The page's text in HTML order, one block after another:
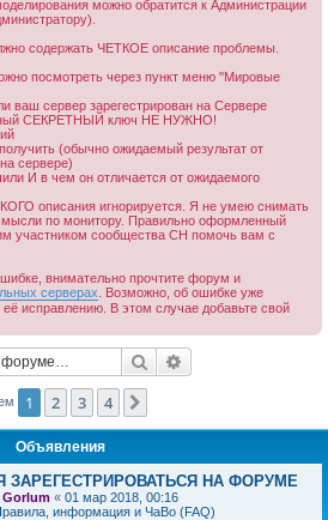
можно обратится к Администрации
содержать ЧЕТКОЕ описание проблемы.
посмотреть через пункт меню "Мировые
ваш сервер зарегестрирован на Сервере
СЕКРЕТНЫЙ ключ НЕ НУЖНО!
(обычно ожидаемый результат от
сервере)
И в чем он отличается от ожидаемого
описания игнорируется. Я не умею снимать
мысли по монитору. Правильно оформленный
участником сообщества СН помочь вам с
внимательно прочтите форум и
серверах . Возможно, об ошибке уже
исправлению. В этом случае добавьте свой
Поиск
1 2 3 4
Объявления
ЗАРЕГЕСТРИРОВАТЬСЯ НА ФОРУМЕ
Gorlum « 01 мар 2018, 00:16
информация и ЧаВо (FAQ)